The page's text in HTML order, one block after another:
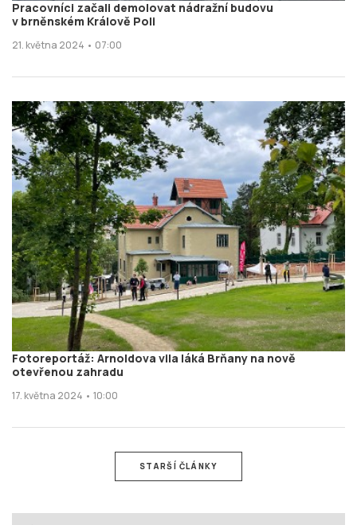
Pracovníci začali demolovat nádražní budovu
v brněnském Králově Poli
21. května 2024 • 07:00
Fotoreportáž: Arnoldova vila láká Brňany na nově
otevřenou zahradu
17. května 2024 • 10:00
STARŠÍ ČLÁNKY